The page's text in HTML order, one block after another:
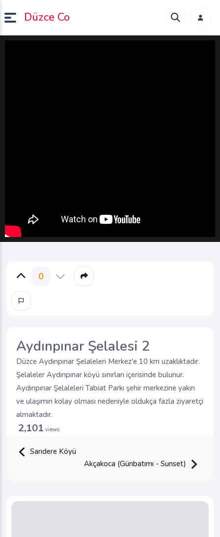
Düzce Co
0
Aydınpınar Şelalesi 2
Düzce Aydınpınar Şelaleleri Merkez'e 10 km uzaklıktadır.
Şelaleler Aydınpınar köyü sınırları içerisinde bulunur.
Aydınpınar Şelaleleri Tabiat Parkı şehir merkezine yakın
ve ulaşımın kolay olması nedeniyle oldukça fazla ziyaretçi
almaktadır.
2,101 views
Sarıdere Köyü
Akçakoca (Günbatımı - Sunset)